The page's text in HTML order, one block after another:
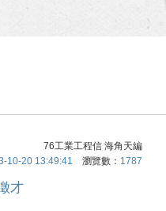
76工業工程信 海角天編
10-20 13:49:41 瀏覽數： 1787
才